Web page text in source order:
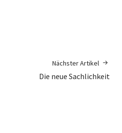
Nächster Artikel
Die neue Sachlichkeit